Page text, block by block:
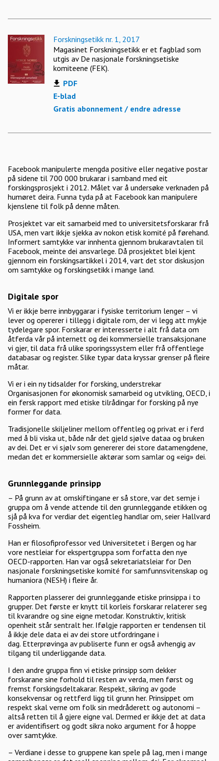
Forskningsetikk nr. 1, 2017
Magasinet Forskningsetikk er et fagblad som
utgis av De nasjonale forskningsetiske
komiteene (FEK).
PDF
E-blad
Gratis abonnement / endre adresse
Facebook manipulerte mengda positive eller negative postar
på sidene til 700 000 brukarar i samband med eit
forskingsprosjekt i 2012. Målet var å undersøke verknaden på
humøret deira. Funna tyda på at Facebook kan manipulere
kjenslene til folk på denne måten.
Prosjektet var eit samarbeid med to universitetsforskarar frå
USA, men vart ikkje sjekka av nokon etisk komité på førehand.
Informert samtykke var innhenta gjennom brukaravtalen til
Facebook, meinte dei ansvarlege. Då prosjektet blei kjent
gjennom ein forskingsartikkel i 2014, vart det stor diskusjon
om samtykke og forskingsetikk i mange land.
Digitale spor
Vi er ikkje berre innbyggarar i fysiske territorium lenger – vi
lever og opererer i tillegg i digitale rom, der vi legg att mykje
tydelegare spor. Forskarar er interesserte i alt frå data om
åtferda vår på internett og dei kommersielle transaksjonane
vi gjer, til data frå ulike sporingssystem eller frå offentlege
databasar og register. Slike typar data kryssar grenser på fleire
måtar.
Vi er i ein ny tidsalder for forsking, understrekar
Organisasjonen for økonomisk samarbeid og utvikling, OECD, i
ein fersk rapport med etiske tilrådingar for forsking på nye
former for data.
Tradisjonelle skiljeliner mellom offentleg og privat er i ferd
med å bli viska ut, både når det gjeld sjølve dataa og bruken
av dei. Det er vi sjølv som genererer dei store datamengdene,
medan det er kommersielle aktørar som samlar og «eig» dei.
Grunnleggande prinsipp
– På grunn av at omskiftingane er så store, var det semje i
gruppa om å vende attende til den grunnleggande etikken og
sjå på kva for verdiar det eigentleg handlar om, seier Hallvard
Fossheim.
Han er filosofiprofessor ved Universitetet i Bergen og har
vore nestleiar for ekspertgruppa som forfatta den nye
OECD-rapporten. Han var også sekretariatsleiar for Den
nasjonale forskningsetiske komité for samfunnsvitenskap og
humaniora (NESH) i fleire år.
Rapporten plasserer dei grunnleggande etiske prinsippa i to
grupper. Det første er knytt til korleis forskarar relaterer seg
til kvarandre og sine eigne metodar. Konstruktiv, kritisk
openheit står sentralt her. Ifølgje rapporten er tendensen til
å ikkje dele data ei av dei store utfordringane i
dag. Etterprøvinga av publiserte funn er også avhengig av
tilgang til underliggande data.
I den andre gruppa finn vi etiske prinsipp som dekker
forskarane sine forhold til resten av verda, men først og
fremst forskingsdeltakarar. Respekt, sikring av gode
konsekvensar og rettferd ligg til grunn her. Prinsippet om
respekt skal verne om folk sin medråderett og autonomi –
altså retten til å gjere eigne val. Dermed er ikkje det at data
er avidentifisert og godt sikra noko argument for å hoppe
over samtykke.
– Verdiane i desse to gruppene kan spele på lag, men i mange